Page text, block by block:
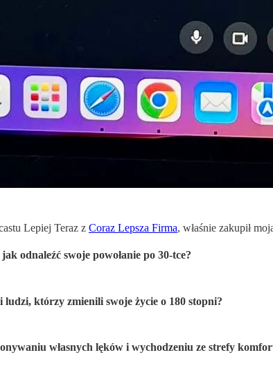
Lepiej Teraz z Coraz Lepsza Firma, właśnie zakupił
odnaleźć swoje powołanie po 30-tce?
którzy zmienili swoje życie o 180 stopni?
własnych lęków i wychodzeniu ze strefy